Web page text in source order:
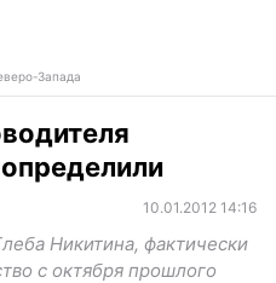
Запада
10.01.2012 14:16
Никитина, фактически
с октября прошлого